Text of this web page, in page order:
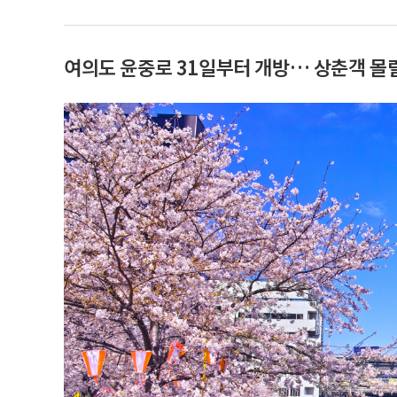
여의도 윤중로 31일부터 개방… 상춘객 몰